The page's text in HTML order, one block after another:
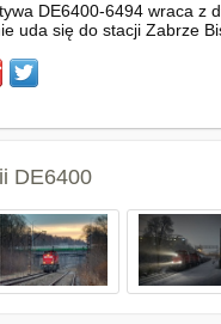
DE6400-6494 wraca z
uda się do stacji Zabrze
DE6400